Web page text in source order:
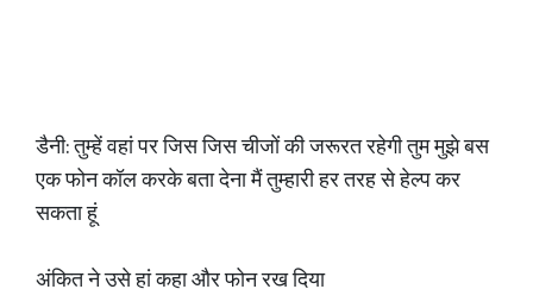
डैनी: तुम्हें वहां पर जिस जिस चीजों की जरूरत रहेगी तुम मुझे बस
एक फोन कॉल करके बता देना मैं तुम्हारी हर तरह से हेल्प कर
सकता हूं
अंकित ने उसे हां कहा और फोन रख दिया